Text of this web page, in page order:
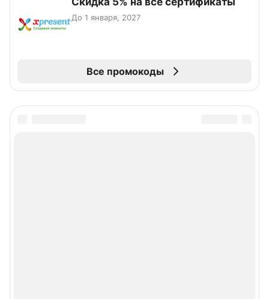
До 1 января, 2027
Все промокоды